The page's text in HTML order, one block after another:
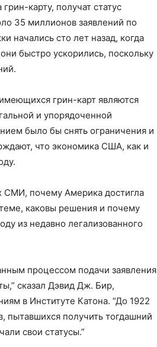
карту, получат статус
35 миллионов заявлений по
начались сто лет назад, когда
быстро ускорились, поскольку
грин-карт являются
и упорядоченной
было бы снять ограничения и
что экономика США, как и
СМИ, почему Америка достигла
каковы решения и почему
из недавно легализованного
процессом подачи заявления
сказал Дэвид Дж. Бир,
в Институте Катона. “До 1922
пытавшихся получить тогдашний
свои статусы.”